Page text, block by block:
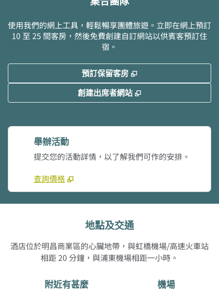
使用我們的網上工具，輕鬆暢享團體旅遊。立即在網上預訂
10 至 25 間客房，然後免費創建自訂網站以供賓客預訂住
宿。
預訂保留客房 ,
創建出席者網站 ,
舉辦活動
提交您的活動詳情，以了解我們可作的安排。
查詢價格
地點及交通
酒店位於明昌商業區的心臟地帶，與虹橋機場/高速火車站
相距 20 分鐘，與浦東機場相距一小時。
附近有甚麼 機場